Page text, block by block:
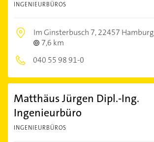
INGENIEURBÜROS
Im Ginsterbusch 7,22457 Hamburg
7,6 km
040 55 98 91-0
Matthäus Jürgen Dipl.-Ing.
Ingenieurbüro
INGENIEURBÜROS